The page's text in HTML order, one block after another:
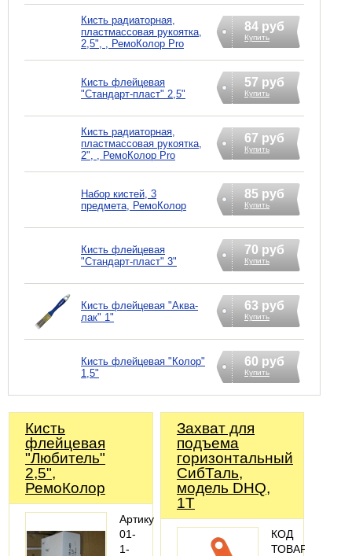
Кисть радиаторная,
пластмассовая рукоятка,
2,5", , РемоКолор Pro
84 руб
Купить
Кисть флейцевая
"Стандарт-пласт" 2,5"
57 руб
Купить
Кисть радиаторная,
пластмассовая рукоятка,
2", , РемоКолор Pro
67 руб
Купить
Набор кистей, 3
предмета, РемоКолор
85 руб
Купить
Кисть флейцевая
"Стандарт-пласт" 3"
70 руб
Купить
Кисть флейцевая "Аква-
лак" 1"
63 руб
Купить
Кисть флейцевая "Колор"
1,5"
60 руб
Купить
Кисть
флейцевая
"Любитель"
2,5",
РемоКолор
Артикул:
01-
1-
Захват для
подъема
горизонтальный
СибТаль,
модель DHQ,
1Т
КОД
ТОВАРА: